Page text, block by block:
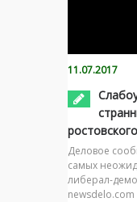
11.07.2017
Деловое
самых
либерал-
newsdelo.com